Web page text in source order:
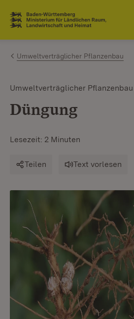
Zum Inhalt springen
Link zur Startseite
Umweltverträglicher Pflanzenbau
Umweltverträglicher Pflanzenbau
Düngung
Lesezeit: 2 Minuten
Teilen Text vorlesen